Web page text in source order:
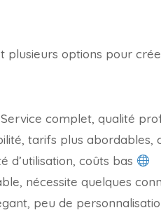
plusieurs options pour
complet, qualité
tarifs plus abordables,
d’utilisation, coûts bas
nécessite quelques
peu de